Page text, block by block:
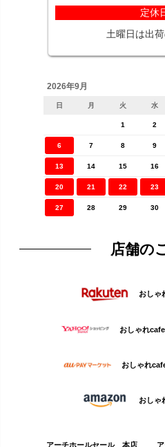
定休
土曜日は出
2026年9月
日 月 火 水
1 2
6 7 8 9
13 14 15 16
20 21 22 23
27 28 29 30
店舗の
おしゃ
おしゃれ
おしゃれ
おし
アーチホールセール 本店